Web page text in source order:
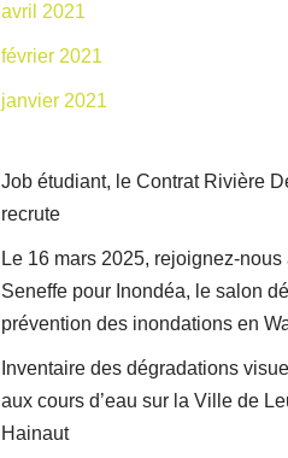
avril 2021
février 2021
janvier 2021
Job étudiant, le Contrat Rivière
recrute
Le 16 mars 2025, rejoignez-nous
Seneffe pour Inondéa, le salon
prévention des inondations en
Inventaire des dégradations
aux cours d’eau sur la Ville de
Hainaut